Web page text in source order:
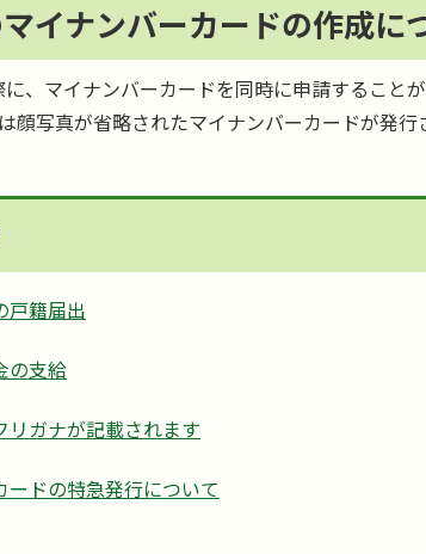
イナンバーカードの作成に
、マイナンバーカードを同時に申請することが
顔写真が省略されたマイナンバーカードが発行
戸籍届出
の支給
リガナが記載されます
ードの特急発行について